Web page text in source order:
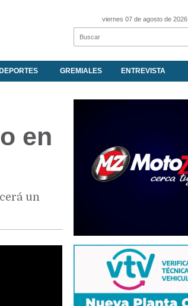
viernes 07 de agosto de 2026
GREMIALES ENTREVISTA
en
un